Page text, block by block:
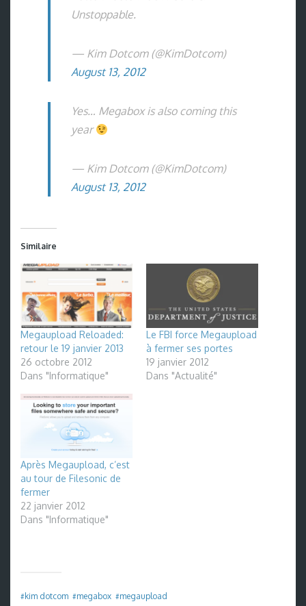
Unstoppable.
— Kim Dotcom (@KimDotcom)
August 13, 2012
Yes… Megabox is also coming this
year
— Kim Dotcom (@KimDotcom)
August 13, 2012
Similaire
Megaupload Reloaded:
retour le 19 janvier 2013
26 octobre 2012
Dans "Informatique"
Le FBI force Megaupload
à fermer ses portes
19 janvier 2012
Dans "Actualité"
Après Megaupload, c’est
au tour de Filesonic de
fermer
22 janvier 2012
Dans "Informatique"
#kim dotcom #megabox #megaupload